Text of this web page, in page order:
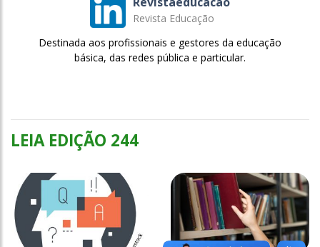
Revista Educação
Destinada aos profissionais e gestores da educação
básica, das redes pública e particular.
LEIA EDIÇÃO 244